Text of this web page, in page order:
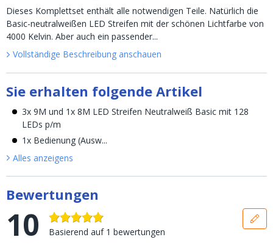
Dieses Komplettset enthält alle notwendigen Teile. Natürlich die
Basic-neutralweißen LED Streifen mit der schönen Lichtfarbe von
4000 Kelvin. Aber auch ein passender...
Vollständige Beschreibung anschauen
Sie erhalten folgende Artikel
3x 9M und 1x 8M LED Streifen Neutralweiß Basic mit 128
LEDs p/m
1x Bedienung (Ausw...
Alles anzeigens
Bewertungen
10 Basierend auf 1 bewertungen